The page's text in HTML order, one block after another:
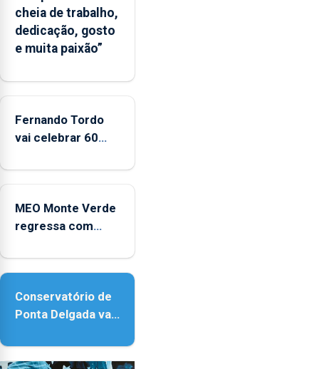
cheia de trabalho,
dedicação, gosto
e muita paixão”
Fernando Tordo
vai celebrar 60
no Coliseu
MEO Monte Verde
regressa com
acessibilidade
Conservatório de
Ponta Delgada vai
instrumentos